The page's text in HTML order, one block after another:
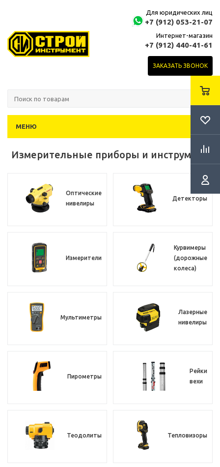
Для юридических лиц
+7 (912) 053-21-07
Интернет-магазин
+7 (912) 440-41-61
ЗАКАЗАТЬ ЗВОНОК
МЕНЮ
Измерительные приборы и инструмент
Оптические
нивелиры
Детекторы
Измерители
Курвимеры
(дорожные
колеса)
Мультиметры
Лазерные
нивелиры
Пирометры
Рейки
вехи
Теодолиты Тепловизоры